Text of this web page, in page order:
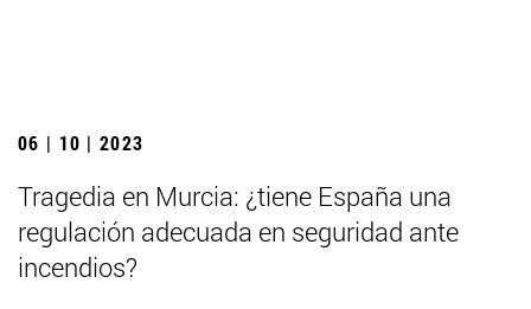
06 | 10 | 2023
Tragedia en Murcia: ¿tiene España una
regulación adecuada en seguridad ante
incendios?